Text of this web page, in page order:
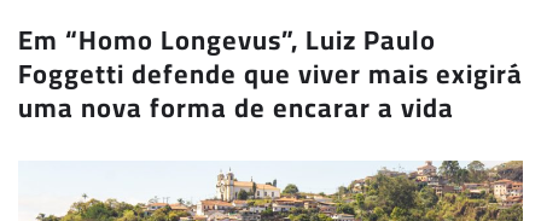
Em “Homo Longevus”, Luiz Paulo
Foggetti defende que viver mais exigirá
uma nova forma de encarar a vida